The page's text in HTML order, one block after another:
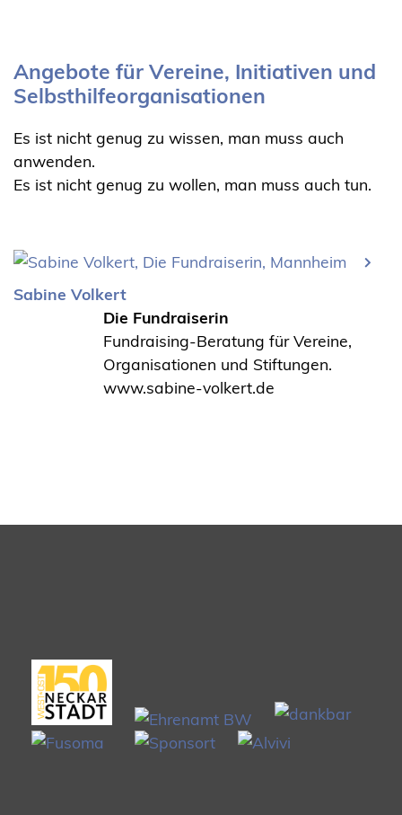
Angebote für Vereine, Initiativen und
Selbsthilfeorganisationen
Es ist nicht genug zu wissen, man muss auch
anwenden.
Es ist nicht genug zu wollen, man muss auch tun.
Sabine Volkert
Die Fundraiserin
Fundraising-Beratung für Vereine,
Organisationen und Stiftungen.
www.sabine-volkert.de